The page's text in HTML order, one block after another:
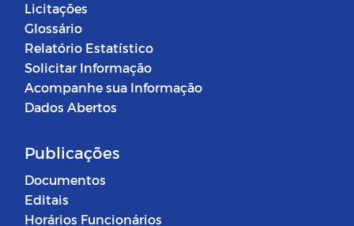
Licitações
Glossário
Relatório Estatístico
Solicitar Informação
Acompanhe sua Informação
Dados Abertos
Publicações
Documentos
Editais
Horários Funcionários